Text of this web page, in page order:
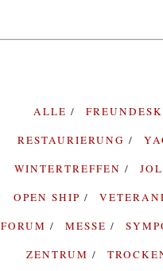
ALLE
RESTAURIERUNG
WINTERTREFFEN
OPEN SHIP
FORUM
MESSE
ZENTRUM